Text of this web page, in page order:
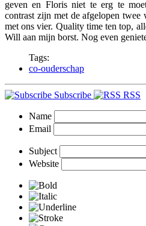
geven en Floris niet te erg te
contrast zijn met de afgelopen twee
met ons vier. Quality time ten top,
Will aan mijn borst. Nog even
Tags:
co-ouderschap
Subscribe RSS
Name
Email
Subject
Website